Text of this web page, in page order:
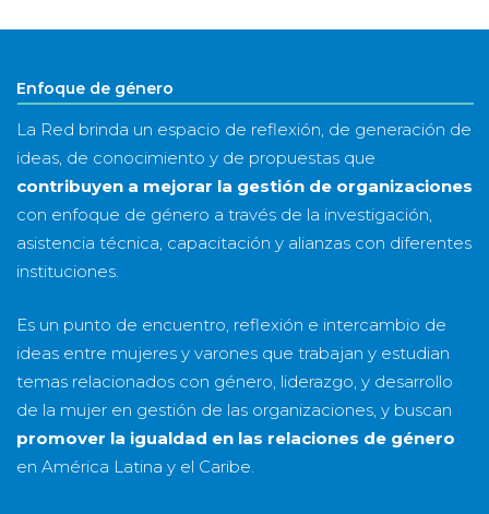
Enfoque de género
La Red brinda un espacio de reflexión, de generación de
ideas, de conocimiento y de propuestas que
contribuyen a mejorar la gestión de organizaciones
con enfoque de género a través de la investigación,
asistencia técnica, capacitación y alianzas con diferentes
instituciones.
Es un punto de encuentro, reflexión e intercambio de
ideas entre mujeres y varones que trabajan y estudian
temas relacionados con género, liderazgo, y desarrollo
de la mujer en gestión de las organizaciones, y buscan
promover la igualdad en las relaciones de género
en América Latina y el Caribe.